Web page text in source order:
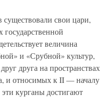
свои цари,
величина
и «Срубной» культур,
друга на пространствах
и относимых к II — началу
курганы достигают